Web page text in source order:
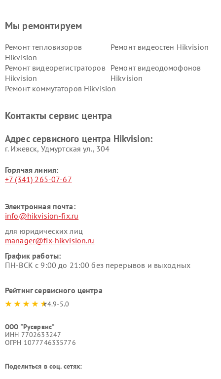
Мы ремонтируем
Ремонт тепловизоров
Hikvision
Ремонт видеостен Hikvision
Ремонт видеорегистраторов
Hikvision
Ремонт видеодомофонов
Hikvision
Ремонт коммутаторов Hikvision
Контакты сервис центра
Адрес сервисного центра Hikvision:
г. Ижевск, Удмуртская ул., 304
Горячая линия:
+7 (341) 265-07-67
Электронная почта:
info@hikvision-fix.ru
для юридических лиц
manager@fix-hikvision.ru
График работы:
ПН-ВСК с 9:00 до 21:00 без перерывов и выходных
Рейтинг сервисного центра
4.9-5.0
ООО "Русервис"
ИНН 7702633247
ОГРН 1077746335776
Поделиться в соц. сетях: